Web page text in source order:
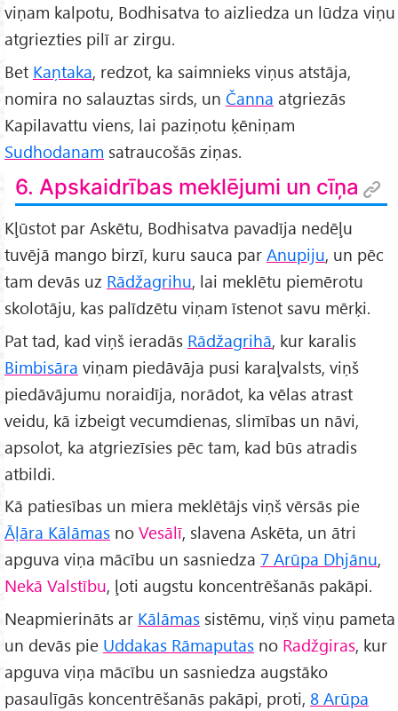
viņam kalpotu, Bodhisatva to aizliedza un lūdza viņu
atgriezties pilī ar zirgu.
Bet Kaņtaka, redzot, ka saimnieks viņus atstāja,
nomira no salauztas sirds, un Čanna atgriezās
Kapilavattu viens, lai paziņotu ķēniņam
Sudhodanam satraucošās ziņas.
6. Apskaidrības meklējumi un cīņa
Kļūstot par Askētu, Bodhisatva pavadīja nedēļu
tuvējā mango birzī, kuru sauca par Anupiju, un pēc
tam devās uz Rādžagrihu, lai meklētu piemērotu
skolotāju, kas palīdzētu viņam īstenot savu mērķi.
Pat tad, kad viņš ieradās Rādžagrihā, kur karalis
Bimbisāra viņam piedāvāja pusi karaļvalsts, viņš
piedāvājumu noraidīja, norādot, ka vēlas atrast
veidu, kā izbeigt vecumdienas, slimības un nāvi,
apsolot, ka atgriezīsies pēc tam, kad būs atradis
atbildi.
Kā patiesības un miera meklētājs viņš vērsās pie
Āḷāra Kālāmas no Vesālī, slavena Askēta, un ātri
apguva viņa mācību un sasniedza 7 Arūpa Dhjānu,
Nekā Valstību, ļoti augstu koncentrēšanās pakāpi.
Neapmierināts ar Kālāmas sistēmu, viņš viņu pameta
un devās pie Uddakas Rāmaputas no Radžgiras, kur
apguva viņa mācību un sasniedza augstāko
pasaulīgās koncentrēšanās pakāpi, proti, 8 Arūpa